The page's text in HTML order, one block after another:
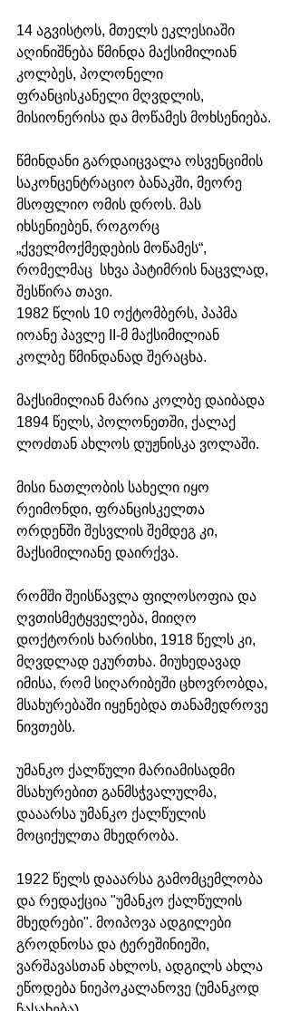
14 აგვისტოს, მთელს ეკლესიაში
აღინიშნება წმინდა მაქსიმილიან
კოლბეს, პოლონელი
ფრანცისკანელი მღვდლის,
მისიონერისა და მოწამეს მოხსენიება.
წმინდანი გარდაიცვალა ოსვენციმის
საკონცენტრაციო ბანაკში, მეორე
მსოფლიო ომის დროს. მას
იხსენიებენ, როგორც
„ქველმოქმედების მოწამეს“,
რომელმაც  სხვა პატიმრის ნაცვლად,
შესწირა თავი.
1982 წლის 10 ოქტომბერს, პაპმა
იოანე პავლე II-მ მაქსიმილიან
კოლბე წმინდანად შერაცხა.
მაქსიმილიან მარია კოლბე დაიბადა
1894 წელს, პოლონეთში, ქალაქ
ლოძთან ახლოს დუჟნისკა ვოლაში.
მისი ნათლობის სახელი იყო
რეიმონდი, ფრანცისკელთა
ორდენში შესვლის შემდეგ კი,
მაქსიმილიანე დაირქვა.
რომში შეისწავლა ფილოსოფია და
ღვთისმეტყველება, მიიღო
დოქტორის ხარისხი, 1918 წელს კი,
მღვდლად ეკურთხა. მიუხედავად
იმისა, რომ სიღარიბეში ცხოვრობდა,
მსახურებაში იყენებდა თანამედროვე
ნივთებს.
უმანკო ქალწული მარიამისადმი
მსახურებით განმსჭვალულმა,
დააარსა უმანკო ქალწულის
მოციქულთა მხედრობა.
1922 წელს დააარსა გამომცემლობა
და რედაქცია "უმანკო ქალწულის
მხედრები". მოიპოვა ადგილები
გროდნოსა და ტერეშინიეში,
ვარშავასთან ახლოს, ადგილს ახლა
ეწოდება ნიეპოკალანოვე (უმანკოდ